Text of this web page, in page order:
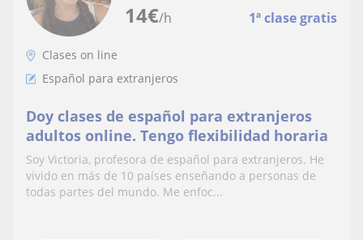
14€/h 1ª clase gratis
Clases on line
Español para extranjeros
Doy clases de español para extranjeros
adultos online. Tengo flexibilidad horaria
Soy Victoria, profesora de español para extranjeros. He
vivido en más de 10 países enseñando a personas de
todas partes del mundo. Me enfoc...